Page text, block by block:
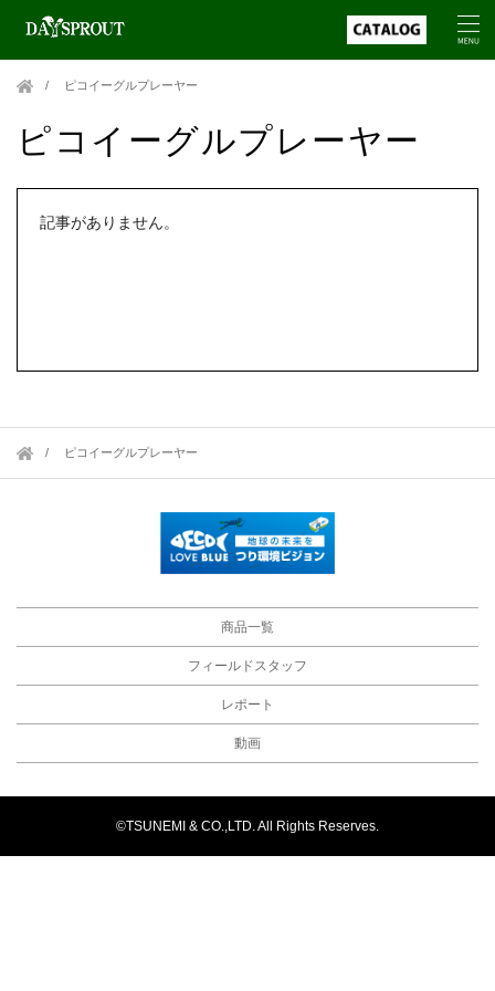
ピコイーグルプレーヤー
ピコイーグルプレーヤー
記事がありません。
ピコイーグルプレーヤー
商品一覧
フィールドスタッフ
レポート
動画
©TSUNEMI & CO.,LTD. All Rights Reserves.